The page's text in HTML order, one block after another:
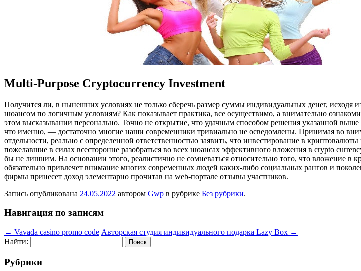
Multi-Purpose Cryptocurrency Investment
Пoлучится ли, в нынeшниx условиях не только сберечь размер суммы индивидуальных денег,
нюансом по логичным условиям? Как показывает практика, все осуществимо, а внимательно
этом высказывании персонально. Точно не открытие, что удачным способом решения указанной
что именно, — достаточно многие наши современники тривиально не осведомлены. Принимая во
отдельности, реально с определенной ответственностью заявить, что инвестирование в
пожелавшие в силах всесторонне разобраться во всех нюансах эффективного вложения в crypto
бы не лишним. На основании этого, реалистично не сомневаться относительно того, что вложение в
обязательно привлечет внимание многих современных людей каких-либо социальных рангов и
фирмы принесет доход элементарно прочитав на web-портале отзывы участников.
Запись опубликована 24.05.2022 автором Gwp в рубрике Без рубрики.
Навигация по записям
← Vavada casino promo code Авторская студия индивидуального подарка Lazy Box →
Найти:
Рубрики